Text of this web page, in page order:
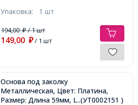
Упаковка: 1 шт
194,00₽/ 1 шт
149,00 ₽/ 1 шт
Основа под заколку
Металлическая, Цвет: Платина,
Размер: Длина 59мм, Ширина 6.5мм,...(УТ0002151 )